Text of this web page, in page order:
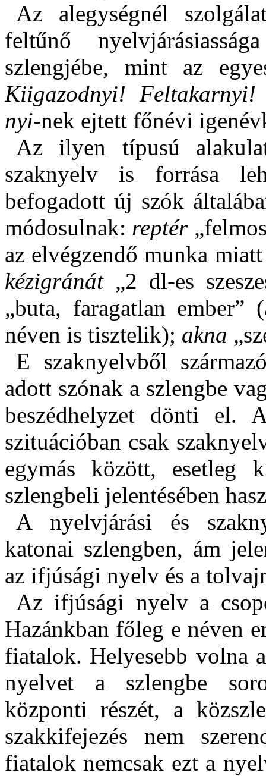
Az alegységnél
feltűnő
szlengjébe, mint az
Kiigazodnyi!
nyi-nek ejtett főnévi
Az ilyen típusú
szaknyelv is forrása
befogadott új szók
módosulnak: reptér
az elvégzendő munka
kézigránát „2 dl-es
„buta, faragatlan
néven is tisztelik); akna
E szaknyelvből
adott szónak a szlengbe
beszédhelyzet dönti el.
szituációban csak
egymás között, esetleg
szlengbeli jelentésében
A nyelvjárási és
katonai szlengben, ám
az ifjúsági nyelv és a
Az ifjúsági nyelv a
Hazánkban főleg e néven
fiatalok. Helyesebb volna
nyelvet a szlengbe
központi részét, a
szakkifejezés nem
fiatalok nemcsak ezt a